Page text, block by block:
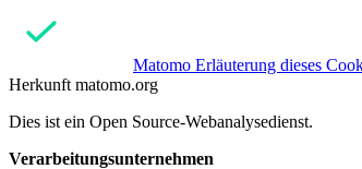
Matomo Erläuterung dieses
Herkunft matomo.org
Dies ist ein Open Source-Webanalysedienst.
Verarbeitungsunternehmen